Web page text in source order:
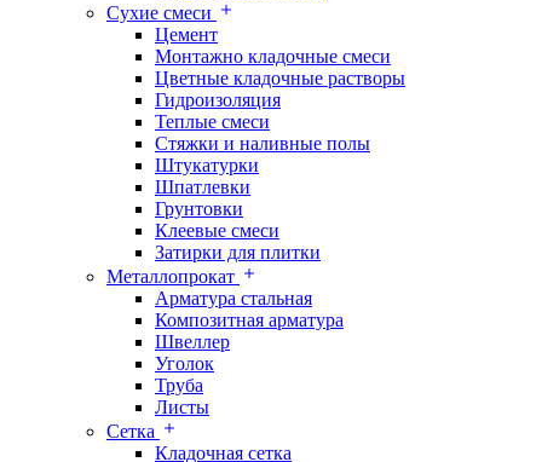
Сухие смеси
Цемент
Монтажно кладочные смеси
Цветные кладочные растворы
Гидроизоляция
Теплые смеси
Стяжки и наливные полы
Штукатурки
Шпатлевки
Грунтовки
Клеевые смеси
Затирки для плитки
Металлопрокат
Арматура стальная
Композитная арматура
Швеллер
Уголок
Труба
Листы
Сетка
Кладочная сетка